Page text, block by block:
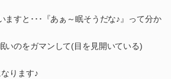
ますと･･･『あぁ～眠そうだな♪』って分か
いのをガマンして(目を見開いている)
ります♪